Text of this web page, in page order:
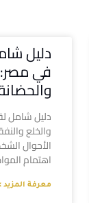
دليل
في مصر:
دليل شامل
والخلع
الأحوال
اهتمام
معرفة المزيد